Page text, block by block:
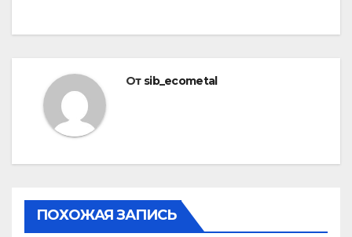
От sib_ecometal
ПОХОЖАЯ ЗАПИСЬ